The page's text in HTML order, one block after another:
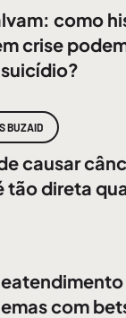
como
crise
BUZAID
causar
tão direta
com